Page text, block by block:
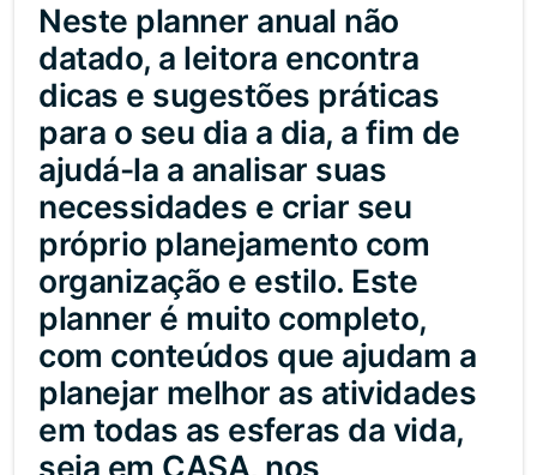
Neste planner anual não
datado, a leitora encontra
dicas e sugestões práticas
para o seu dia a dia, a fim de
ajudá-la a analisar suas
necessidades e criar seu
próprio planejamento com
organização e estilo. Este
planner é muito completo,
com conteúdos que ajudam a
planejar melhor as atividades
em todas as esferas da vida,
seja em CASA, nos